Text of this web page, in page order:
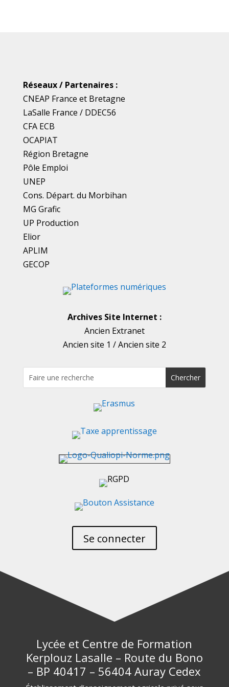
Réseaux / Partenaires :
CNEAP France et Bretagne
LaSalle France / DDEC56
CFA ECB
OCAPIAT
Région Bretagne
Pôle Emploi
UNEP
Cons. Départ. du Morbihan
MG Grafic
UP Production
Elior
APLIM
GECOP
Archives Site Internet :
Ancien Extranet
Ancien site 1 /Ancien site 2
Se connecter
Lycée et Centre de Formation
Kerplouz Lasalle – Route du Bono
– BP 40417 – 56404 Auray Cedex